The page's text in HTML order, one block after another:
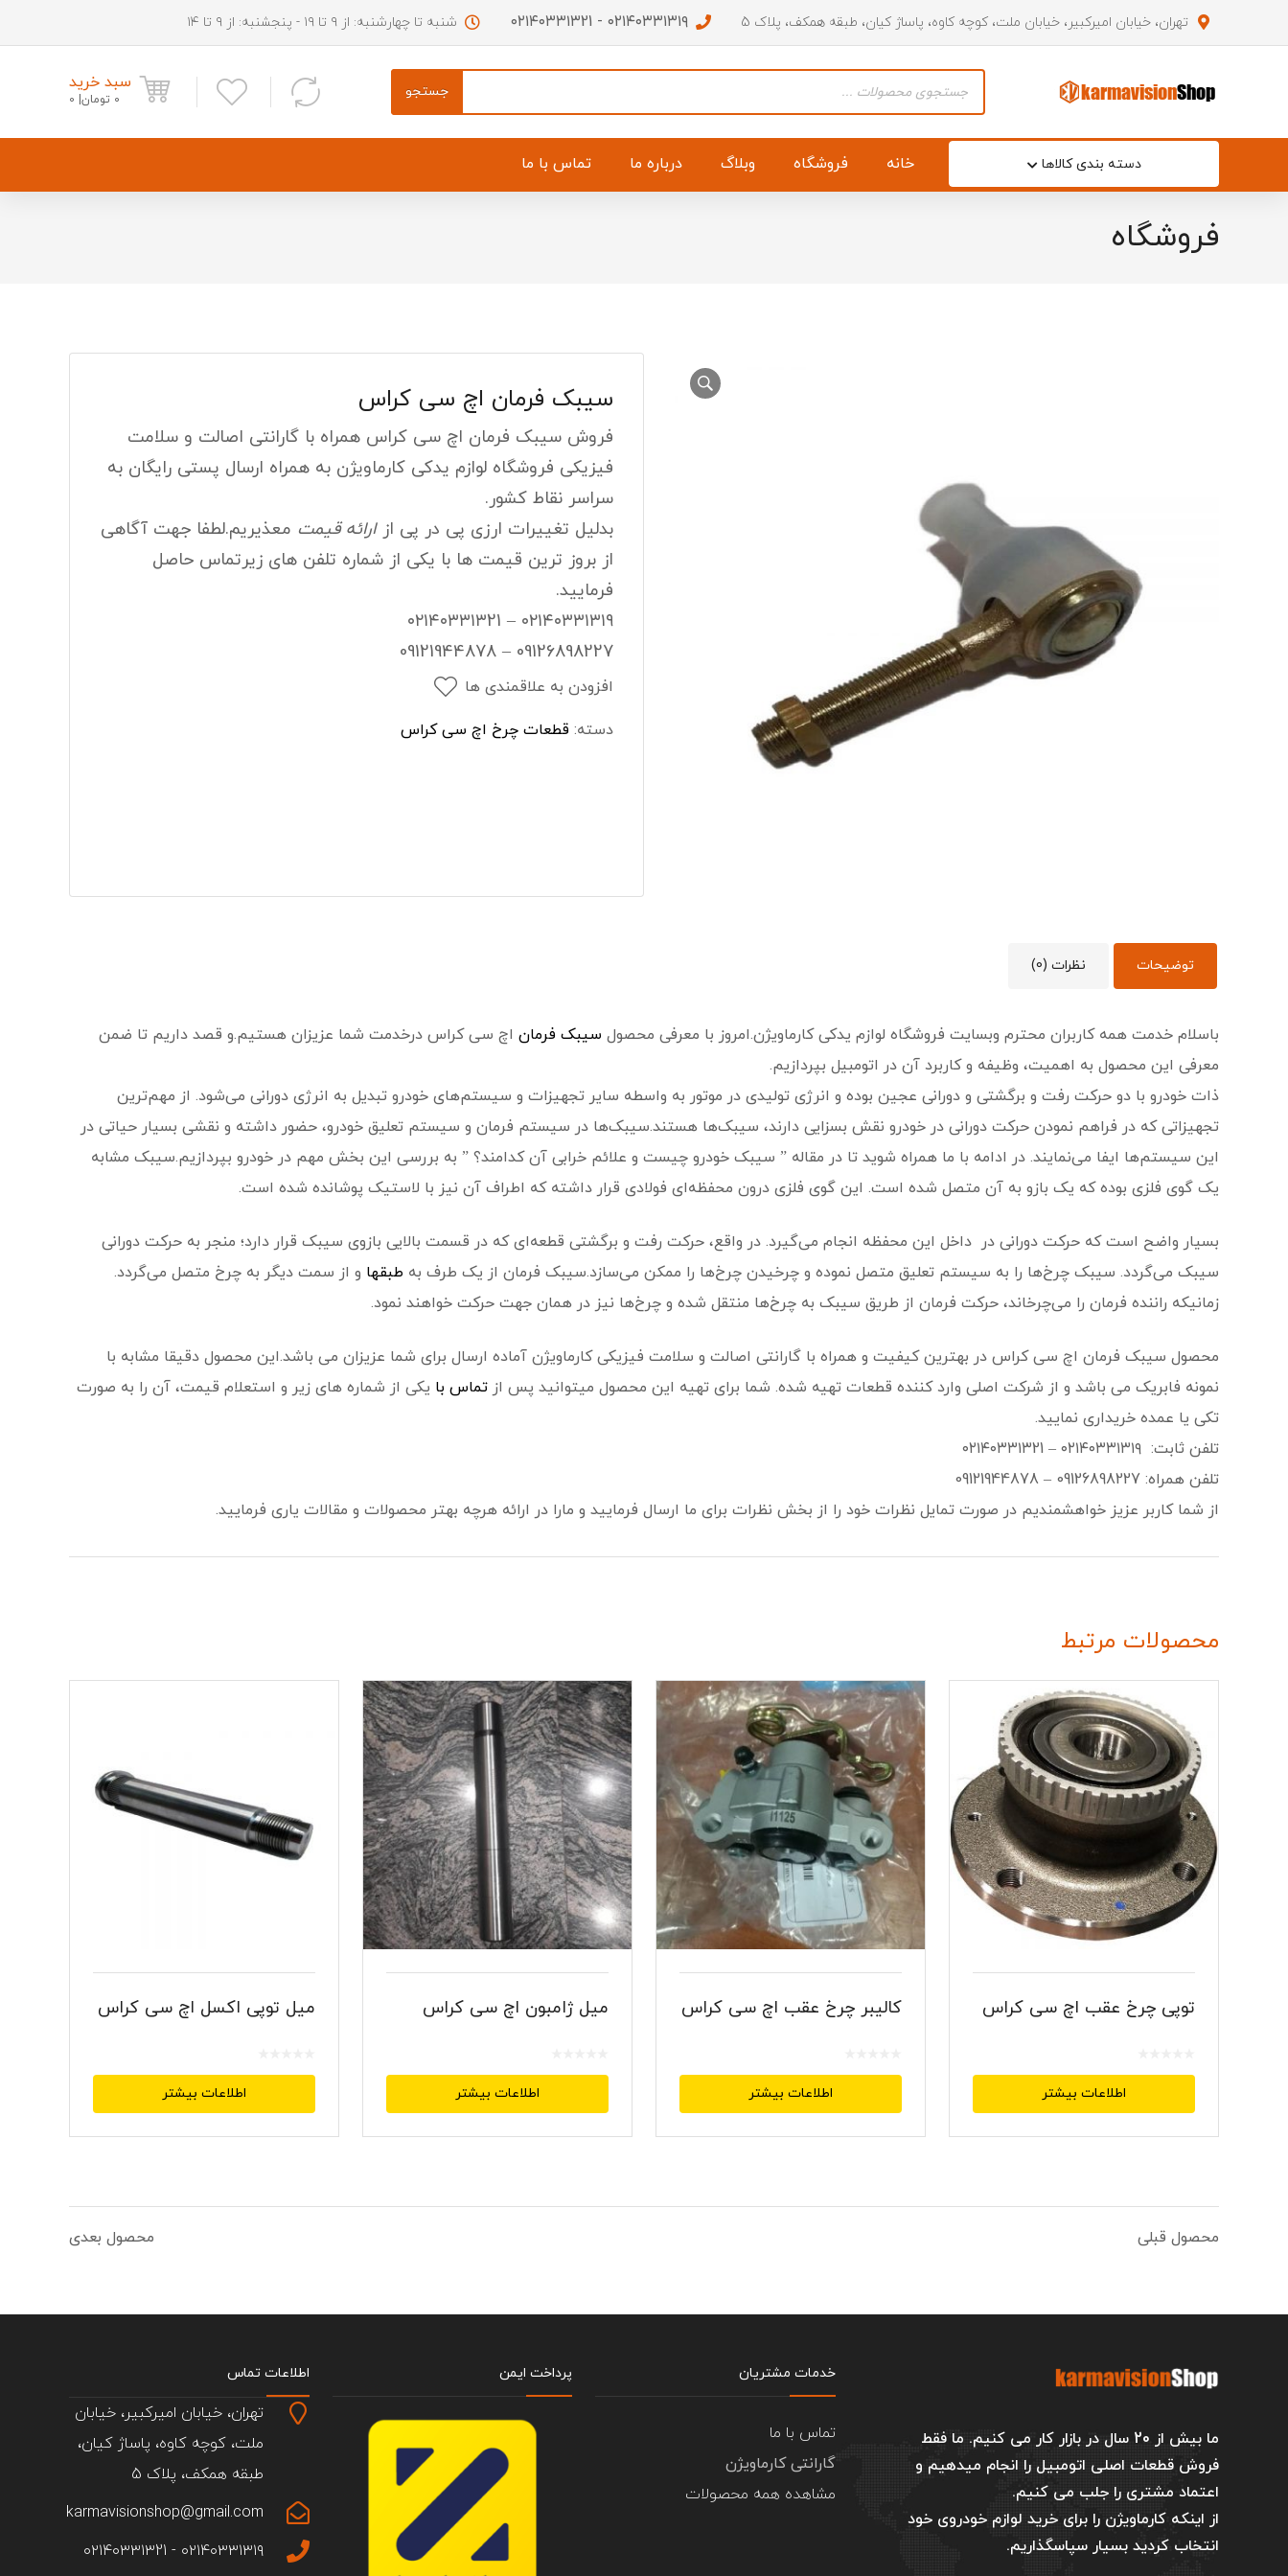
تهران، خیابان امیرکبیر، خیابان ملت، کوچه کاوه، پاساژ کیان، طبقه همکف، پلاک 5 ۰۲۱۴۰۳۳۱۳۱۹ - ۰۲۱۴۰۳۳۱۳21 شنبه تا چهارشنبه: از ۹ تا ۱۹ - پنجشنبه: از ۹ تا ۱۴
سبد خرید
0 تومان 0
search
جستجو
دسته بندی کالاها
فوم سپر جلو اچ سی کراس
سپرجلو اچ سی کراس
نگهدارنده درب کاپوت اچ سی کراس
قاب آینه راست اچ سی کراس
قفل درب کاپوت اچ سی کراس
خانه فروشگاه وبلاگ درباره ما تماس با ما
فروشگاه
سیبک فرمان اچ سی کراس
فروش سیبک فرمان اچ سی کراس همراه با گارانتی اصالت و سلامت
فیزیکی فروشگاه لوازم یدکی کارماویژن به همراه ارسال پستی رایگان به
سراسر نقاط کشور.
بدلیل تغییرات ارزی پی در پی از ارائه قیمت معذیریم.لطفا جهت آگاهی
از بروز ترین قیمت ها با یکی از شماره تلفن های زیرتماس حاصل
فرمایید.
۰۲۱۴۰۳۳۱۳۱۹ – ۰۲۱۴۰۳۳۱۳21
09126898227 – 09121944878
افزودن به علاقمندی ها
دسته: قطعات چرخ اچ سی کراس
توضیحات نظرات (0)
باسلام خدمت همه کاربران محترم وبسایت فروشگاه لوازم یدکی کارماویژن.امروز با معرفی محصول سیبک فرمان اچ سی کراس درخدمت شما عزیزان هستیم.و قصد داریم تا ضمن
معرفی این محصول به اهمیت، وظیفه و کاربرد آن در اتومبیل بپردازیم.
ذات خودرو با دو حرکت رفت و برگشتی و دورانی عجین بوده و انرژی تولیدی در موتور به واسطه سایر تجهیزات و سیستم‌های خودرو تبدیل به انرژی دورانی می‌شود. از مهم‌ترین
تجهیزاتی که در فراهم نمودن حرکت دورانی در خودرو نقش بسزایی دارند، سیبک‌ها هستند.سیبک‌ها در سیستم فرمان و سیستم تعلیق خودرو، حضور داشته و نقشی بسیار حیاتی در
این سیستم‌ها ایفا می‌نمایند. در ادامه با ما همراه شوید تا در مقاله ” سیبک خودرو چیست و علائم خرابی آن کدامند؟ ” به بررسی این بخش مهم در خودرو بپردازیم.سیبک مشابه
یک گوی فلزی بوده که یک بازو به آن متصل شده است. این گوی فلزی درون محفظه‌ای فولادی قرار داشته که اطراف آن نیز با لاستیک پوشانده شده است.
بسیار واضح است که حرکت دورانی در داخل این محفظه انجام می‌گیرد. در واقع، حرکت رفت و برگشتی قطعه‌ای که در قسمت بالایی بازوی سیبک قرار دارد؛ منجر به حرکت دورانی
سیبک می‌گردد. سیبک چرخ‌ها را به سیستم تعلیق متصل نموده و چرخیدن چرخ‌ها را ممکن می‌سازد.سیبک فرمان از یک طرف به طبق‎ها
و از سمت دیگر به چرخ متصل می‌گردد.
زمانیکه راننده فرمان را می‌چرخاند، حرکت فرمان از طریق سیبک به چرخ‌ها منتقل شده و چرخ‌ها نیز در همان جهت حرکت خواهند نمود.
محصول سیبک فرمان اچ سی کراس در بهترین کیفیت و همراه با گارانتی اصالت و سلامت فیزیکی کارماویژن آماده ارسال برای شما عزیزان می باشد.این محصول دقیقا مشابه با
نمونه فابریک می باشد و از شرکت اصلی وارد کننده قطعات تهیه شده. شما برای تهیه این محصول میتوانید پس از تماس با یکی از شماره های زیر و استعلام قیمت، آن را به صورت
تکی یا عمده خریداری نمایید.
تلفن ثابت: ۰۲۱۴۰۳۳۱۳۱۹ – ۰۲۱۴۰۳۳۱۳21
تلفن همراه: 09126898227 – 09121944878
از شما کاربر عزیز خواهشمندیم در صورت تمایل نظرات خود را از بخش نظرات برای ما ارسال فرمایید و مارا در ارائه هرچه بهتر محصولات و مقالات یاری فرمایید.
محصولات مرتبط
میل توپی اکسل اچ سی کراس
اطلاعات بیشتر
میل ژامبون اچ سی کراس
اطلاعات بیشتر
کالیبر چرخ عقب اچ سی کراس
اطلاعات بیشتر
توپی چرخ عقب اچ سی کراس
اطلاعات بیشتر
محصول قبلی محصول بعدی
ما بیش از 20 سال در بازار کار می کنیم. ما فقط
فروش قطعات اصلی اتومبیل را انجام میدهیم و
اعتماد مشتری را جلب می کنیم.
از اینکه کارماویژن را برای خرید لوازم خودروی خود
انتخاب کردید بسیار سپاسگذاریم.
خدمات مشتریان
تماس با ما
گارانتی کارماویژن
مشاهده همه محصولات
پرداخت ایمن اطلاعات تماس
تهران، خیابان امیرکبیر، خیابان
ملت، کوچه کاوه، پاساژ کیان،
طبقه همکف، پلاک 5
karmavisionshop@gmail.com
۰۲۱۴۰۳۳۱۳۱۹ - ۰۲۱۴۰۳۳۱۳21